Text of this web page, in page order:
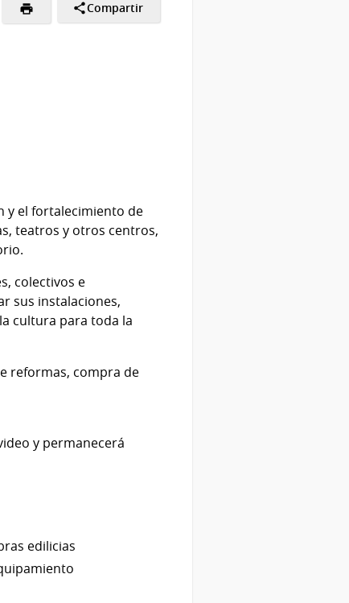
Compartir
y el fortalecimiento de
teatros y otros centros,
colectivos e
sus instalaciones,
cultura para toda la
reformas, compra de
y permanecerá
edilicias